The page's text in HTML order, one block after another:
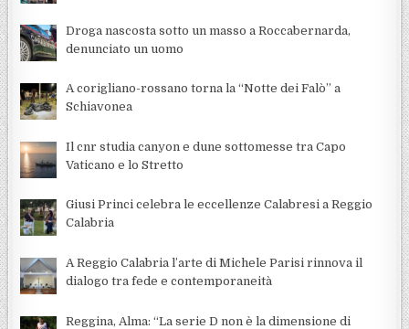
Droga nascosta sotto un masso a Roccabernarda,
denunciato un uomo
A corigliano-rossano torna la “Notte dei Falò” a
Schiavonea
Il cnr studia canyon e dune sottomesse tra Capo
Vaticano e lo Stretto
Giusi Princi celebra le eccellenze Calabresi a Reggio
Calabria
A Reggio Calabria l’arte di Michele Parisi rinnova il
dialogo tra fede e contemporaneità
Reggina, Alma: “La serie D non è la dimensione di